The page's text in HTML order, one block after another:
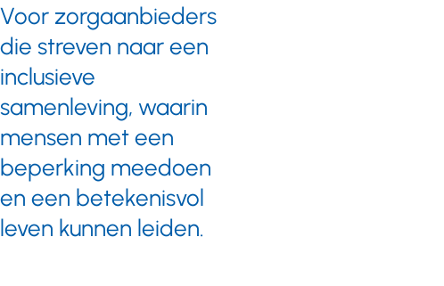
mensen
met
‘leerproblemen’.
Prisma
ontwikkelt
een nieuw
initiatief:
Voor zorgaanbieders
die streven naar een
inclusieve
samenleving, waarin
mensen met een
beperking meedoen
en een betekenisvol
leven kunnen leiden.